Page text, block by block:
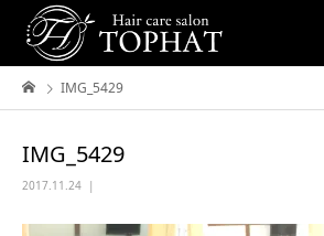
IMG_5429
IMG_5429
2017.11.24